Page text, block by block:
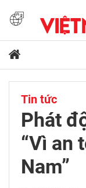
Tin tức
Phát
“Vì an
Nam”​